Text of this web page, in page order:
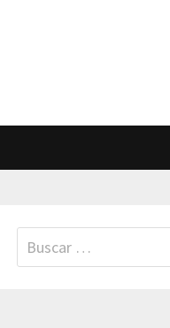
Buscar: